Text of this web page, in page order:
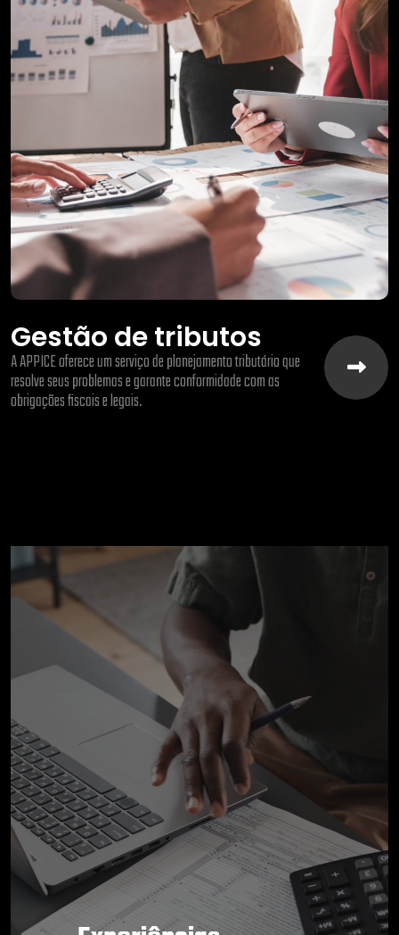
Gestão de tributos
A APPICE oferece um serviço de planejamento tributário que
resolve seus problemas e garante conformidade com as
obrigações fiscais e legais.